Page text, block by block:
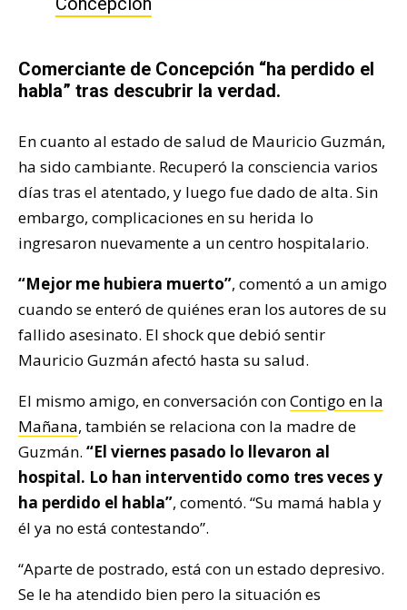
Comerciante de Concepción “ha perdido el
habla” tras descubrir la verdad.
En cuanto al estado de salud de Mauricio Guzmán,
ha sido cambiante. Recuperó la consciencia varios
días tras el atentado, y luego fue dado de alta. Sin
embargo, complicaciones en su herida lo
ingresaron nuevamente a un centro hospitalario.
“Mejor me hubiera muerto”, comentó a un amigo
cuando se enteró de quiénes eran los autores de su
fallido asesinato. El shock que debió sentir
Mauricio Guzmán afectó hasta su salud.
El mismo amigo, en conversación conContigo en la
Mañana, también se relaciona con la madre de
Guzmán. “El viernes pasado lo llevaron al
hospital. Lo han interventido como tres veces y
ha perdido el habla”, comentó. “Su mamá habla y
él ya no está contestando”.
“Aparte de postrado, está con un estado depresivo.
Se le ha atendido bien pero la situación es